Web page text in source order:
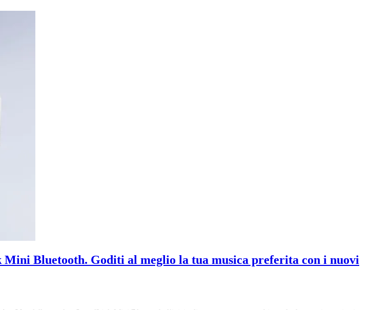
Bluetooth. Goditi al meglio la tua musica preferita con i nuovi